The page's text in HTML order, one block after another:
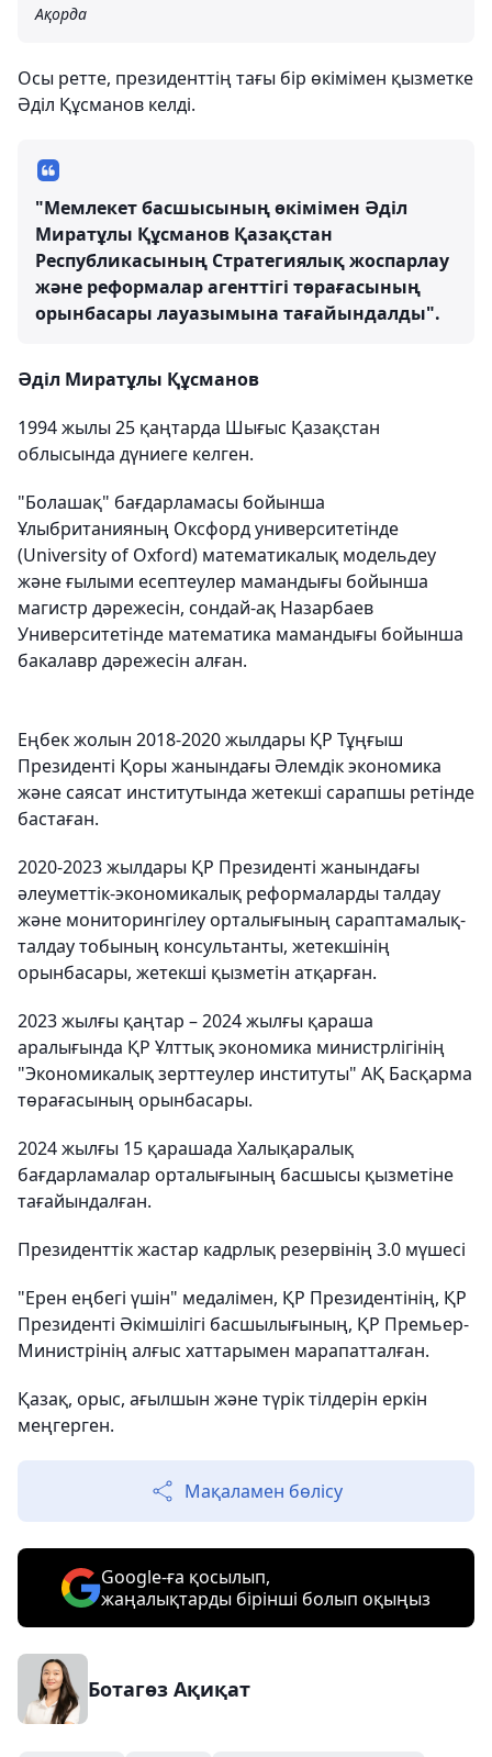
Ақорда
Осы ретте, президенттің тағы бір өкімімен қызметке
Әділ Құсманов келді.
"Мемлекет басшысының өкімімен Әділ
Миратұлы Құсманов Қазақстан
Республикасының Стратегиялық жоспарлау
және реформалар агенттігі төрағасының
орынбасары лауазымына тағайындалды".
Әділ Миратұлы Құсманов
1994 жылы 25 қаңтарда Шығыс Қазақстан
облысында дүниеге келген.
"Болашақ" бағдарламасы бойынша
Ұлыбританияның Оксфорд университетінде
(University of Oxford) математикалық модельдеу
және ғылыми есептеулер мамандығы бойынша
магистр дәрежесін, сондай-ақ Назарбаев
Университетінде математика мамандығы бойынша
бакалавр дәрежесін алған.
Еңбек жолын 2018-2020 жылдары ҚР Тұңғыш
Президенті Қоры жанындағы Әлемдік экономика
және саясат институтында жетекші сарапшы ретінде
бастаған.
2020-2023 жылдары ҚР Президенті жанындағы
әлеуметтік-экономикалық реформаларды талдау
және мониторингілеу орталығының сараптамалық-
талдау тобының консультанты, жетекшінің
орынбасары, жетекші қызметін атқарған.
2023 жылғы қаңтар – 2024 жылғы қараша
аралығында ҚР Ұлттық экономика министрлігінің
"Экономикалық зерттеулер институты" АҚ Басқарма
төрағасының орынбасары.
2024 жылғы 15 қарашада Халықаралық
бағдарламалар орталығының басшысы қызметіне
тағайындалған.
Президенттік жастар кадрлық резервінің 3.0 мүшесі
"Ерен еңбегі үшін" медалімен, ҚР Президентінің, ҚР
Президенті Әкімшілігі басшылығының, ҚР Премьер-
Министрінің алғыс хаттарымен марапатталған.
Қазақ, орыс, ағылшын және түрік тілдерін еркін
меңгерген.
Мақаламен бөлісу
Google-ға қосылып,
жаңалықтарды бірінші болып оқыңыз
Ботагөз Ақиқат